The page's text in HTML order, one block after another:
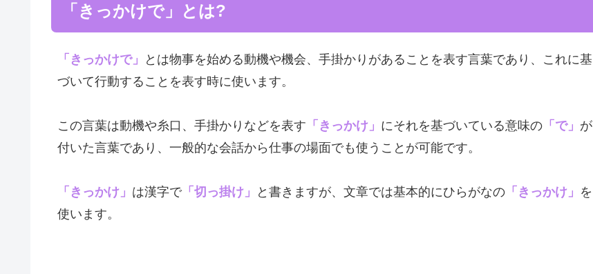
「きっかけで」とは?
「きっかけで」
とは物事を始める動機や機会、手掛かりがあることを表す言葉であり、これに基
づいて行動することを表す時に使います。
この言葉は動機や糸口、手掛かりなどを表す 「きっかけ」 にそれを基づいている意味の 「で」 が
付いた言葉であり、一般的な会話から仕事の場面でも使うことが可能です。
「きっかけ」 は漢字で「切っ掛け」 と書きますが、文章では基本的にひらがなの 「きっかけ」 を
使います。